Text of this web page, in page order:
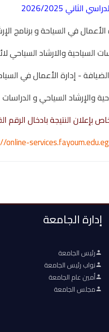
الثاني 2026/2025
في السياحة و برنامج
السياحية والارشاد السياحي
- إدارة الأعمال في
والإرشاد السياحي و
بإعلان النتيجة بادخال الرقم
online-
إدارة الجامعة
رئيس الجامعة
نواب رئيس الجامعة
أمين عام الجامعة
مجلس الجامعة